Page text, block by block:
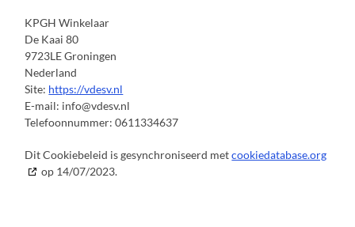
KPGH Winkelaar
De Kaai 80
9723LE Groningen
Nederland
Site: https://vdesv.nl
E-mail: info@vdesv.nl
Telefoonnummer: 0611334637
Dit Cookiebeleid is gesynchroniseerd metcookiedatabase.org
op 14/07/2023.